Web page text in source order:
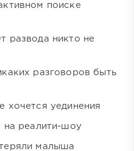
поиске
развода никто не
разговоров быть
хочется уединения
на реалити-шоу
малыша